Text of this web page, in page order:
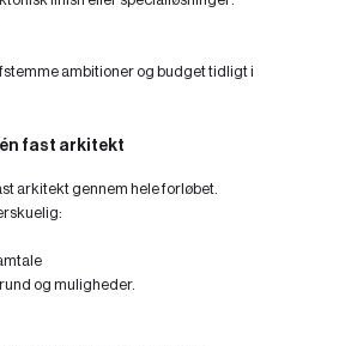
ambitioner og budget tidligt i
én fast arkitekt
arkitekt gennem hele forløbet.
og muligheder.